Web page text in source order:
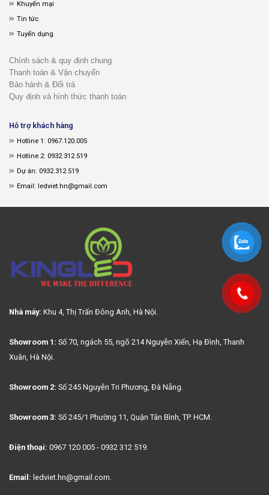
Khuyến mại
Tin tức
Tuyển dụng
Chính sách & quy định chung
Thanh toán & Vận chuyển
Bảo hành & Đổi trả
Quy định và hình thức thanh toán
Hỗ trợ khách hàng
Hotline 1: 0967.120.005
Hotline 2: 0932.312.519
Dự án: 0932.312.519
Email: ledviet.hn@gmail.com
Nhà máy: Khu 4, Thị Trấn Đông Anh, Hà Nội.
Showroom 1: Số 70, ngách 55, ngõ 214 Nguyễn Xiển, Hạ Đình, Thanh
Xuân, Hà Nội.
Showroom 2: Số 245 Nguyễn Tri Phương, Đà Nẵng.
Showroom 3: Số 245/1 Phường 11, Quận Tân Bình, TP. HCM.
Điện thoại: 0967 120 005 - 0932 312 519.
Email: ledviet.hn@gmail.com.